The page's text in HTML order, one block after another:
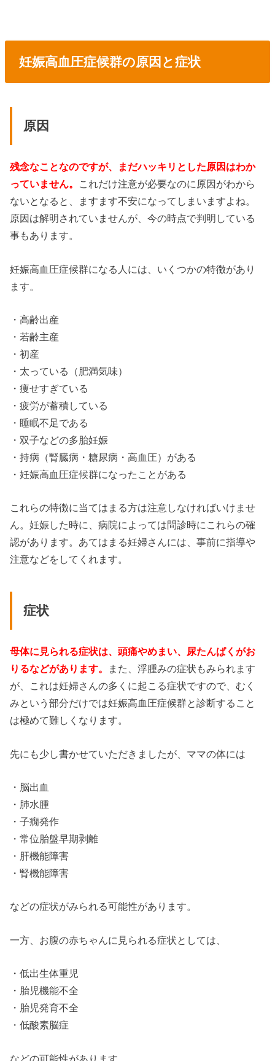
妊娠高血圧症候群の原因と症状
原因
残念なことなのですが、まだハッキリとした原因はわか
っていません。 これだけ注意が必要なのに原因がわから
ないとなると、ますます不安になってしまいますよね。
原因は解明されていませんが、今の時点で判明している
事もあります。
妊娠高血圧症候群になる人には、いくつかの特徴があり
ます。
・高齢出産
・若齢主産
・初産
・太っている（肥満気味）
・痩せすぎている
・疲労が蓄積している
・睡眠不足である
・双子などの多胎妊娠
・持病（腎臓病・糖尿病・高血圧）がある
・妊娠高血圧症候群になったことがある
これらの特徴に当てはまる方は注意しなければいけませ
ん。妊娠した時に、病院によっては問診時にこれらの確
認があります。あてはまる妊婦さんには、事前に指導や
注意などをしてくれます。
症状
母体に見られる症状は、頭痛やめまい、尿たんぱくがお
りるなどがあります。
また、浮腫みの症状もみられます
が、これは妊婦さんの多くに起こる症状ですので、むく
みという部分だけでは妊娠高血圧症候群と診断すること
は極めて難しくなります。
先にも少し書かせていただきましたが、ママの体には
・脳出血
・肺水腫
・子癇発作
・常位胎盤早期剥離
・肝機能障害
・腎機能障害
などの症状がみられる可能性があります。
一方、お腹の赤ちゃんに見られる症状としては、
・低出生体重児
・胎児機能不全
・胎児発育不全
・低酸素脳症
などの可能性があります。